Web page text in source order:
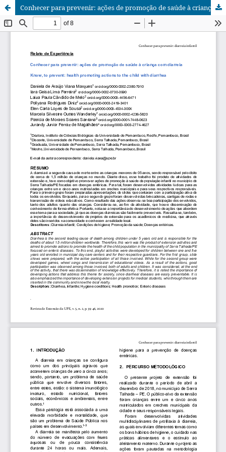
Conhecer para prevenir: ações de promoção de saúde à criança com diarreia